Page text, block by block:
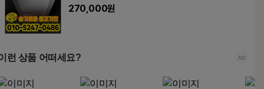
270,000원
런 상품 어떠세요?